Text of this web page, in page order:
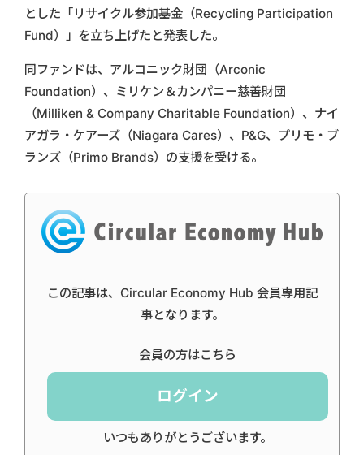
とした「リサイクル参加基金（Recycling Participation
Fund）」を立ち上げたと発表した。
同ファンドは、アルコニック財団（Arconic
Foundation）、ミリケン＆カンパニー慈善財団
（Milliken & Company Charitable Foundation）、ナイ
アガラ・ケアーズ（Niagara Cares）、P&G、プリモ・ブ
ランズ（Primo Brands）の支援を受ける。
この記事は、Circular Economy Hub 会員専用記
事となります。
会員の方はこちら
ログイン
いつもありがとうございます。